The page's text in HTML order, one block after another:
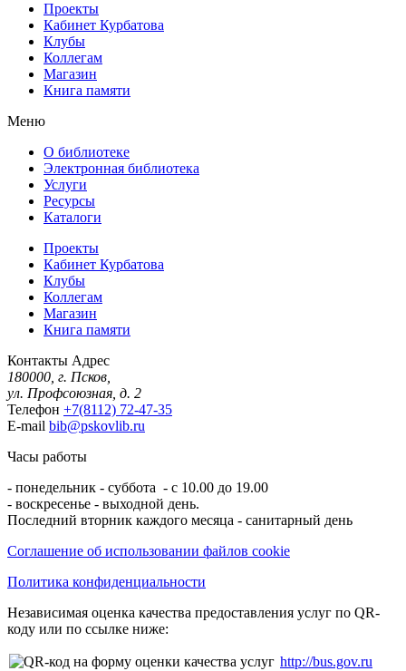
Проекты
Кабинет Курбатова
Клубы
Коллегам
Магазин
Книга памяти
Меню
О библиотеке
Электронная библиотека
Услуги
Ресурсы
Каталоги
Проекты
Кабинет Курбатова
Клубы
Коллегам
Магазин
Книга памяти
Контакты Адрес
180000, г. Псков,
ул. Профсоюзная, д. 2
Телефон +7(8112) 72-47-35
E-mail bib@pskovlib.ru
Часы работы
- понедельник - суббота - с 10.00 до 19.00
- воскресенье - выходной день.
Последний вторник каждого месяца - санитарный день
Соглашение об использовании файлов cookie
Политика конфиденциальности
Независимая оценка качества предоставления услуг по QR-
коду или по ссылке ниже:
http://bus.gov.ru